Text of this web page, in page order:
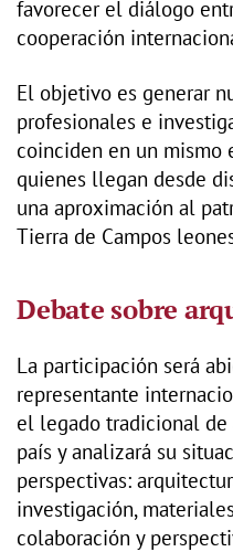
favorecer el diálogo
cooperación
El objetivo es generar
profesionales e
coinciden en un mismo
quienes llegan desde
una aproximación al
Tierra de Campos
Debate sobre
La participación será
representante
el legado tradicional
país y analizará su
perspectivas:
investigación,
colaboración y